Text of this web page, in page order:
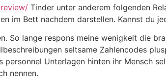
Tinder unter anderem folgenden
im Bett nachdem darstellen. Kannst du
So lange respons meine wenigkeit die
seltsame Zahlencodes
Unterlagen hinten ihr Mensch
nennen.